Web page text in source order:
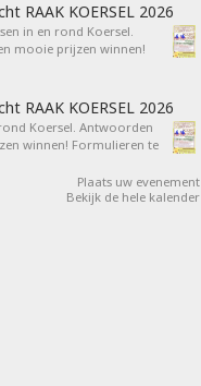
RAAK KOERSEL 2026
in en rond Koersel.
mooie prijzen winnen!
RAAK KOERSEL 2026
Koersel. Antwoorden
winnen! Formulieren te
Plaats uw evenement
Bekijk de hele kalender